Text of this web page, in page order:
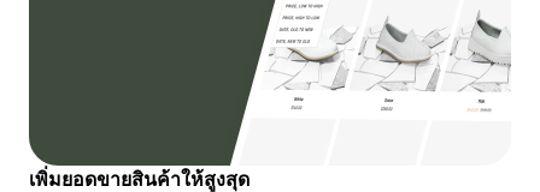
เพิ่มยอดขายสินค้าให้สูงสุด